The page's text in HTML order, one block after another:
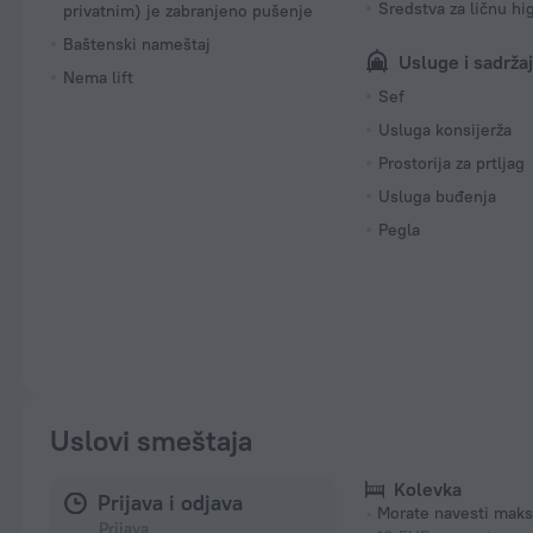
privatnim) je zabranjeno pušenje
Baštenski nameštaj
Nema lift
Sredstva za ličnu
Usluge i
Sef
Usluga konsijerža
Prostorija za prtljag
Usluga buđenja
Pegla
Uslovi smeštaja
Prijava i odjava Kolevka
Morate navesti